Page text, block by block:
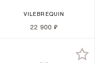
VILEBREQUIN
22 900 ₽